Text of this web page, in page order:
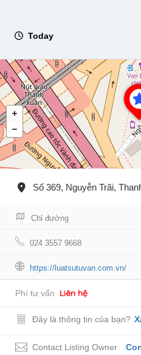
Today
Số 369, Nguyễn Trãi,
Chỉ đường
024 3557 9668
https://luatsutuvan.com.vn/
Phí tư vấn Liên hệ
Đây là thông tin của bạn?
Contact Listing Owner